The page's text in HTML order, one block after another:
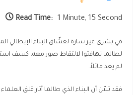
Read Time: 1 Minute, 15 Second
في بشرى غير سارة لعشّاق البناء الإيطالي
لطالما تهافتوا لالتقاط صور معه، كشف
لم يعد مائلاً.
فقد تبيّن أن البناء الذي طالما أثار قلق